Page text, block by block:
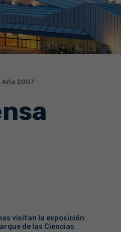
Año 2007
visitan la exposición
de las Ciencias